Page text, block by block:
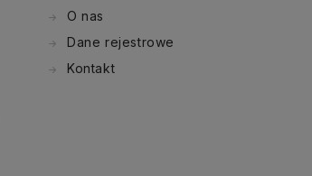
O nas
Dane rejestrowe
Kontakt